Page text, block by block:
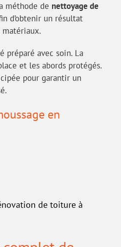
méthode de nettoyage de
d’obtenir un résultat
matériaux.
préparé avec soin. La
et les abords protégés.
pour garantir un
en
de toiture à